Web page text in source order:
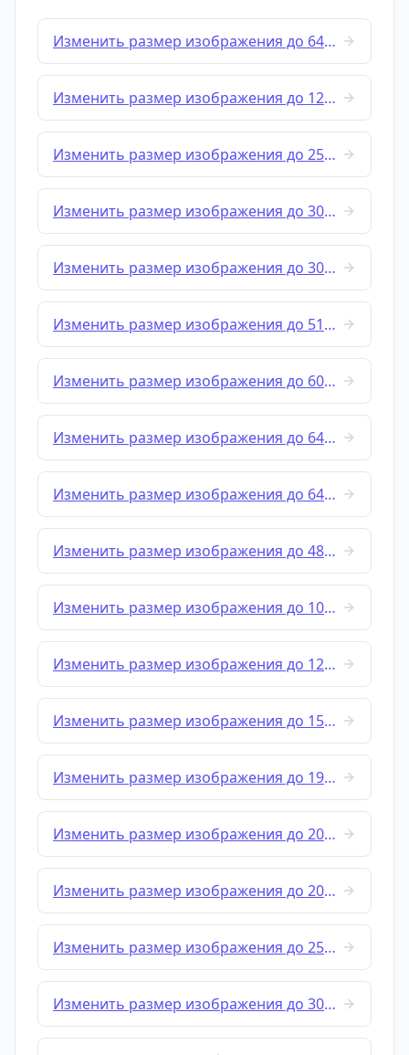
Изменить размер изображения до 64x64
Изменить размер изображения до 128x128
Изменить размер изображения до 256x256
Изменить размер изображения до 300x80
Изменить размер изображения до 300x300
Изменить размер изображения до 512x512
Изменить размер изображения до 600x600
Изменить размер изображения до 640x360
Изменить размер изображения до 640x480
Изменить размер изображения до 480x640
Изменить размер изображения до 1024x576
Изменить размер изображения до 1280x720
Изменить размер изображения до 1500x1000
Изменить размер изображения до 1920x1080
Изменить размер изображения до 2048x1152
Изменить размер изображения до 2048x2048
Изменить размер изображения до 2560x1440
Изменить размер изображения до 3000x3000